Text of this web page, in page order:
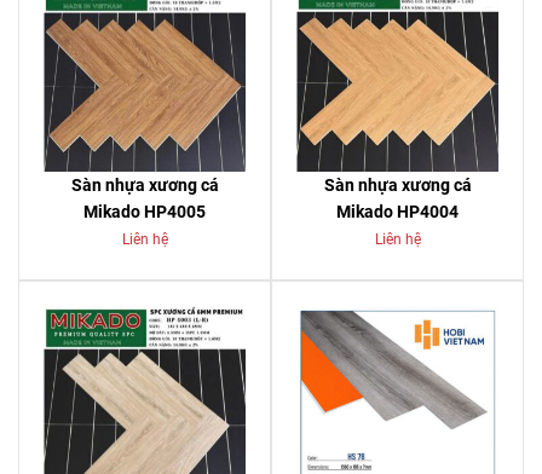
Sàn nhựa xương cá
Mikado HP4005
Liên hệ
Sàn nhựa xương cá
Mikado HP4004
Liên hệ